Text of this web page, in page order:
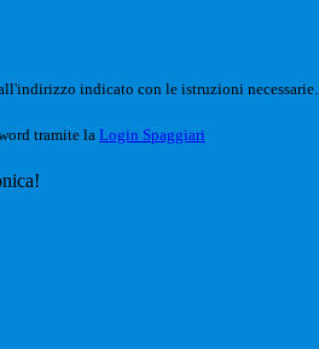
indicato con le istruzioni necessarie.
tramite la Login Spaggiari